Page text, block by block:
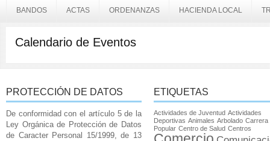
BANDOS ACTAS ORDENANZAS HACIENDA LOCAL
Calendario de Eventos
PROTECCIÓN DE DATOS
De conformidad con el artículo 5 de la
Ley Orgánica de Protección de Datos
de Caracter Personal 15/1999, de 13
ETIQUETAS
Actividades de Juventud Actividades
Deportivas Animales Arbolado Carrera
Popular Centro de Salud Centros